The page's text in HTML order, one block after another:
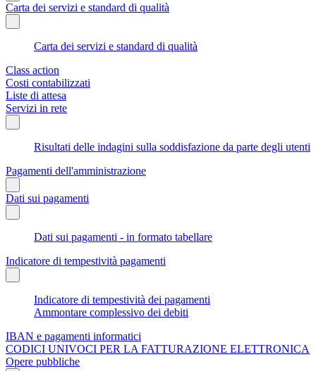
Carta dei servizi e standard di qualità
Carta dei servizi e standard di qualità
Class action
Costi contabilizzati
Liste di attesa
Servizi in rete
Risultati delle indagini sulla soddisfazione da parte degli utenti
Pagamenti dell'amministrazione
Dati sui pagamenti
Dati sui pagamenti - in formato tabellare
Indicatore di tempestività pagamenti
Indicatore di tempestività dei pagamenti
Ammontare complessivo dei debiti
IBAN e pagamenti informatici
CODICI UNIVOCI PER LA FATTURAZIONE ELETTRONICA
Opere pubbliche